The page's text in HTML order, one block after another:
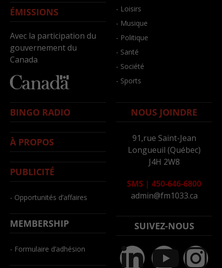
ÉMISSIONS
Avec la participation du
gouvernement du
Canada
- Loisirs
- Musique
- Politique
- Santé
- Société
- Sports
BINGO RADIO
À PROPOS
PUBLICITÉ
- Opportunités d’affaires
MEMBERSHIP
- Formulaire d’adhésion
NOUS JOINDRE
91,rue Saint-Jean
Longueuil (Québec)
J4H 2W8
SMS | 450-646-6800
admin@fm1033.ca
SUIVEZ-NOUS